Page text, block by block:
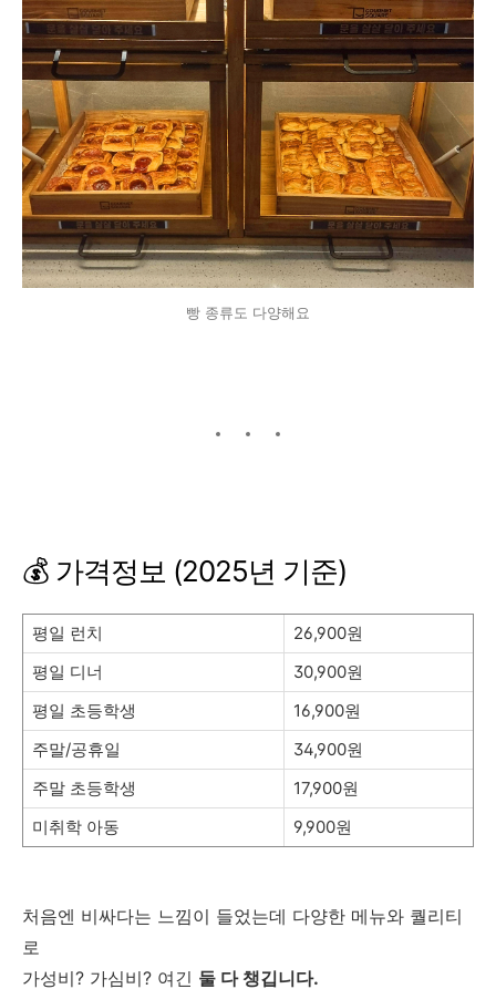
빵 종류도 다양해요
💰 가격정보 (2025년 기준)
평일 런치
26,900원
평일 디너
30,900원
평일 초등학생
16,900원
주말/공휴일
34,900원
주말 초등학생
17,900원
미취학 아동
9,900원
처음엔 비싸다는 느낌이 들었는데 다양한 메뉴와 퀄리티
로
가성비? 가심비? 여긴 둘 다 챙깁니다.